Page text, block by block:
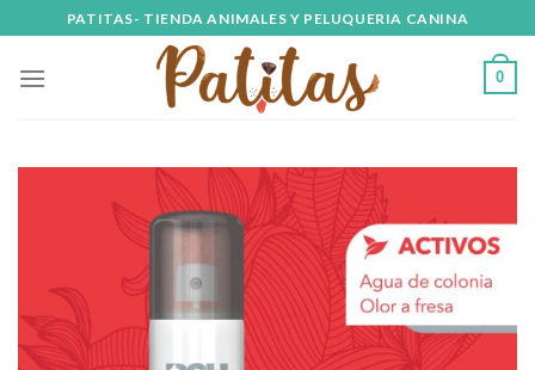
to
content
PATITAS- TIENDA ANIMALES Y PELUQUERIA CANINA
0